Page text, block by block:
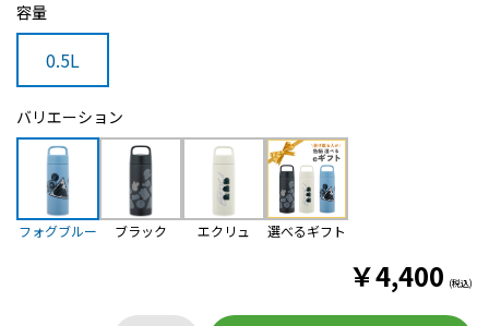
容量
0.5L
バリエーション
フォグブルー ブラック エクリュ 選べるギフト
￥4,400 (税込)